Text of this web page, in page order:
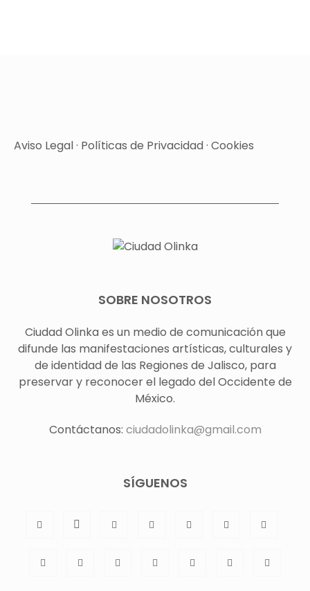
Aviso Legal· Políticas de Privacidad· Cookies
SOBRE NOSOTROS
Ciudad Olinka es un medio de comunicación que
difunde las manifestaciones artísticas, culturales y
de identidad de las Regiones de Jalisco, para
preservar y reconocer el legado del Occidente de
México.
Contáctanos: ciudadolinka@gmail.com
SÍGUENOS